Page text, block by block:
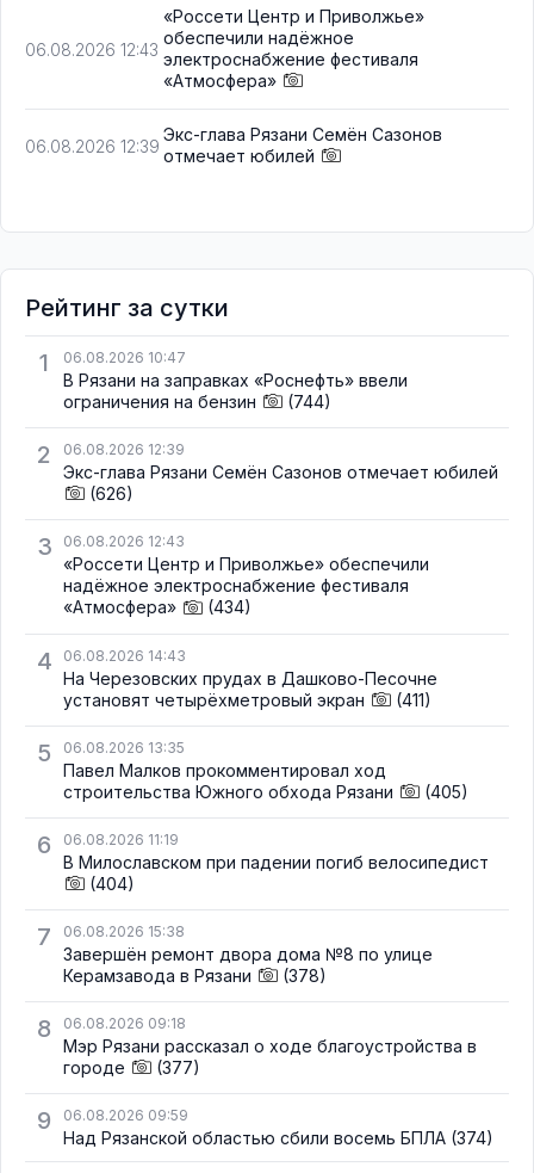
06.08.2026 12:43
«Россети Центр и Приволжье»
обеспечили надёжное
электроснабжение фестиваля
«Атмосфера»
06.08.2026 12:39
Экс-глава Рязани Семён Сазонов
отмечает юбилей
Рейтинг за сутки
1
06.08.2026 10:47
В Рязани на заправках «Роснефть» ввели
ограничения на бензин
(744)
2 06.08.2026 12:39
Экс-глава Рязани Семён Сазонов отмечает юбилей
(626)
3 06.08.2026 12:43
«Россети Центр и Приволжье» обеспечили
надёжное электроснабжение фестиваля
«Атмосфера»
(434)
4 06.08.2026 14:43
На Черезовских прудах в Дашково-Песочне
установят четырёхметровый экран
(411)
5 06.08.2026 13:35
Павел Малков прокомментировал ход
строительства Южного обхода Рязани
(405)
6 06.08.2026 11:19
В Милославском при падении погиб велосипедист
(404)
7 06.08.2026 15:38
Завершён ремонт двора дома №8 по улице
Керамзавода в Рязани
(378)
8 06.08.2026 09:18
Мэр Рязани рассказал о ходе благоустройства в
городе
(377)
9 06.08.2026 09:59
Над Рязанской областью сбили восемь БПЛА (374)